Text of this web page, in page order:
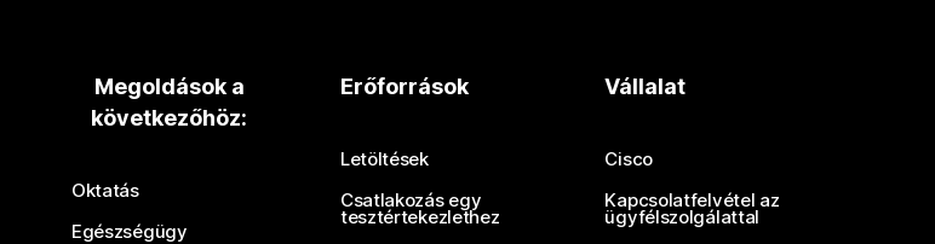
Megoldások a
következőhöz:
Oktatás
Egészségügy
Erőforrások
Letöltések
Csatlakozás egy
tesztértekezlethez
Vállalat
Cisco
Kapcsolatfelvétel az
ügyfélszolgálattal